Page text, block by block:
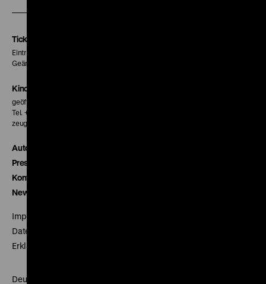
Tickets
Eintritt 5 €
Geänderte Preise sind im Programm vermerkt.
Kinokasse
geöffnet 30 Minuten vor Beginn der ersten Vorstellung
Tel. + 49 30 20304-770
zeughauskino@dhm.de
Autor*innen
Presse
Kontakt
Newsletter
Impressum
Datenschutz
Erklärung digitale Barrierefreiheit
Deutsches Historisches Museum